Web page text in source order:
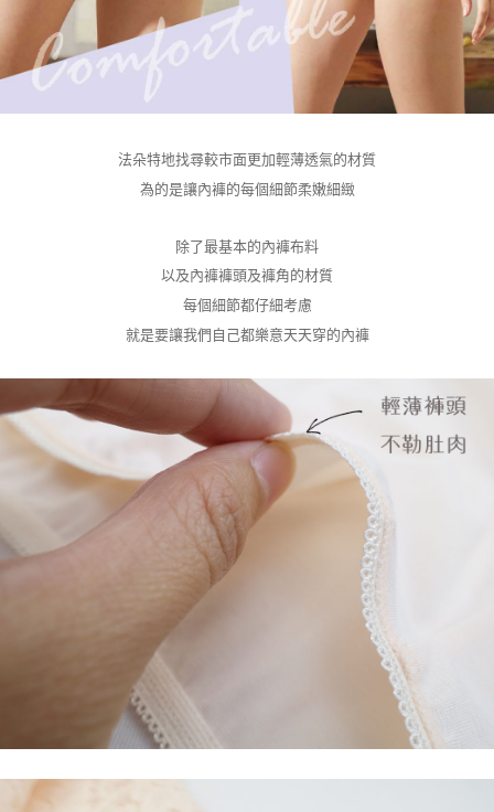
法朵特地找尋較市面更加輕薄透氣的材質
為的是讓內褲的每個細節柔嫩細緻
除了最基本的內褲布料
以及內褲褲頭及褲角的材質
每個細節都仔細考慮
就是要讓我們自己都樂意天天穿的內褲